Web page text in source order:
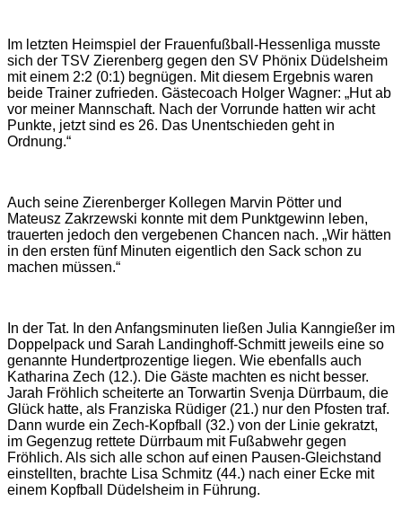
Im letzten Heimspiel der Frauenfußball-Hessenliga musste
sich der TSV Zierenberg gegen den SV Phönix Düdelsheim
mit einem 2:2 (0:1) begnügen. Mit diesem Ergebnis waren
beide Trainer zufrieden. Gästecoach Holger Wagner: „Hut ab
vor meiner Mannschaft. Nach der Vorrunde hatten wir acht
Punkte, jetzt sind es 26. Das Unentschieden geht in
Ordnung.“
Auch seine Zierenberger Kollegen Marvin Pötter und
Mateusz Zakrzewski konnte mit dem Punktgewinn leben,
trauerten jedoch den vergebenen Chancen nach. „Wir hätten
in den ersten fünf Minuten eigentlich den Sack schon zu
machen müssen.“
In der Tat. In den Anfangsminuten ließen Julia Kanngießer im
Doppelpack und Sarah Landinghoff-Schmitt jeweils eine so
genannte Hundertprozentige liegen. Wie ebenfalls auch
Katharina Zech (12.). Die Gäste machten es nicht besser.
Jarah Fröhlich scheiterte an Torwartin Svenja Dürrbaum, die
Glück hatte, als Franziska Rüdiger (21.) nur den Pfosten traf.
Dann wurde ein Zech-Kopfball (32.) von der Linie gekratzt,
im Gegenzug rettete Dürrbaum mit Fußabwehr gegen
Fröhlich. Als sich alle schon auf einen Pausen-Gleichstand
einstellten, brachte Lisa Schmitz (44.) nach einer Ecke mit
einem Kopfball Düdelsheim in Führung.